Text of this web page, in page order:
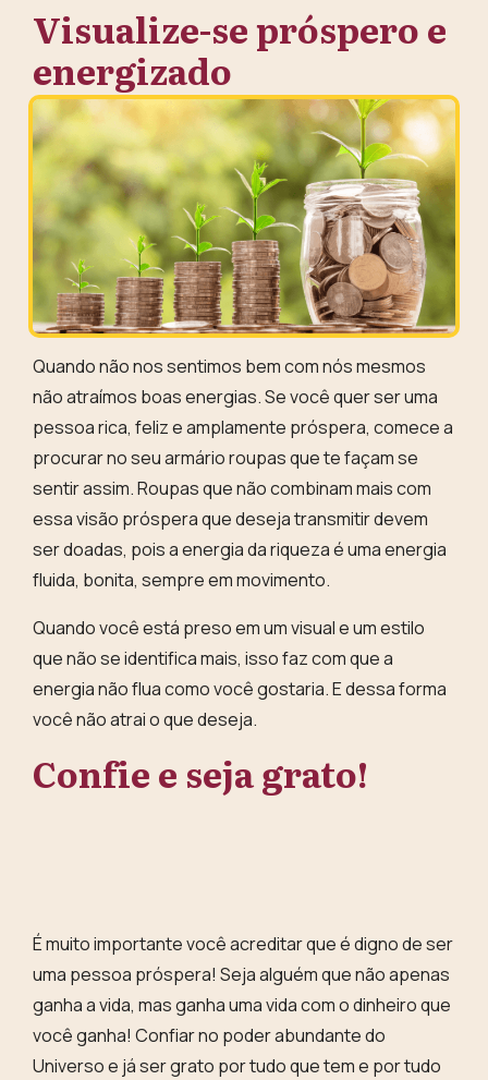
Visualize-se próspero e
energizado
Quando não nos sentimos bem com nós mesmos
não atraímos boas energias. Se você quer ser uma
pessoa rica, feliz e amplamente próspera, comece a
procurar no seu armário roupas que te façam se
sentir assim. Roupas que não combinam mais com
essa visão próspera que deseja transmitir devem
ser doadas, poisa energia da riqueza é uma energia
fluida, bonita, sempre em movimento.
Quando você está preso em um visual e um estilo
que não se identifica mais, isso faz com que a
energia não flua como você gostaria. E dessa forma
você não atrai o que deseja.
Confie e seja grato!
É muito importante você acreditar que é digno de ser
uma pessoa próspera! Seja alguém que não apenas
ganha a vida, mas ganha uma vida com o dinheiro que
você ganha! Confiar no poder abundante do
Universo e já ser grato por tudo que tem e por tudo